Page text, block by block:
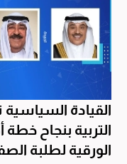
القيادة السياسية
التربية بنجاح خطة
الورقية لطلبة الصف